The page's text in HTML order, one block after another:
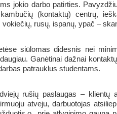
jokio darbo patirties.
(kontaktų) centrų,
rusų, ispanų, ypač –
siūlomas didesnis nei
Ganėtinai dažnai
patrauklus studentams.
rušių paslaugas – klientų
atveju, darbuotojas